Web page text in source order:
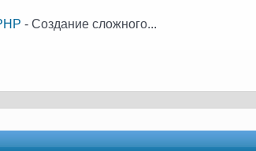
- Создание сложного...